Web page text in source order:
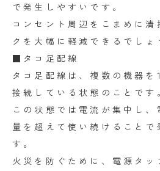
で発生しやすいです。
コンセント周辺をこまめに清
クを大幅に軽減できるでしょ
■タコ足配線
タコ足配線は、複数の機器を
接続している状態のことです
この状態では電流が集中し
量を超えて使い続けることで
す。
火災を防ぐために、電源タッ